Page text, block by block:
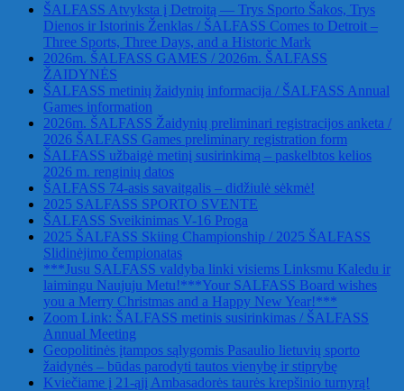
ŠALFASS Atvyksta į Detroitą — Trys Sporto Šakos, Trys
Dienos ir Istorinis Ženklas / ŠALFASS Comes to Detroit –
Three Sports, Three Days, and a Historic Mark
2026m. ŠALFASS GAMES / 2026m. ŠALFASS
ŽAIDYNĖS
ŠALFASS metinių žaidynių informacija / ŠALFASS Annual
Games information
2026m. ŠALFASS Žaidynių preliminari registracijos anketa /
2026 ŠALFASS Games preliminary registration form
ŠALFASS užbaigė metinį susirinkimą – paskelbtos kelios
2026 m. renginių datos
ŠALFASS 74-asis savaitgalis – didžiulė sėkmė!
2025 SALFASS SPORTO SVENTE
ŠALFASS Sveikinimas V-16 Proga
2025 ŠALFASS Skiing Championship / 2025 ŠALFASS
Slidinėjimo čempionatas
***Jusu SALFASS valdyba linki visiems Linksmu Kaledu ir
laimingu Naujuju Metu!***Your SALFASS Board wishes
you a Merry Christmas and a Happy New Year!***
Zoom Link: ŠALFASS metinis susirinkimas / ŠALFASS
Annual Meeting
Geopolitinės įtampos sąlygomis Pasaulio lietuvių sporto
žaidynės – būdas parodyti tautos vienybę ir stiprybę
Kviečiame į 21-ąjį Ambasadorės taurės krepšinio turnyrą!